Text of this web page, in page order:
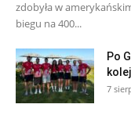
zdobyła w
biegu na 400...
Po
7